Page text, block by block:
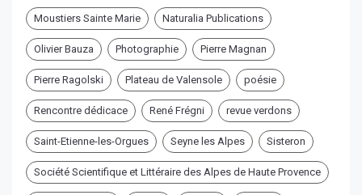
Moustiers Sainte Marie Naturalia Publications
Olivier Bauza Photographie Pierre Magnan
Pierre Ragolski Plateau de Valensole poésie
Rencontre dédicace René Frégni revue verdons
Saint-Etienne-les-Orgues Seyne les Alpes Sisteron
Société Scientifique et Littéraire des Alpes de Haute Provence